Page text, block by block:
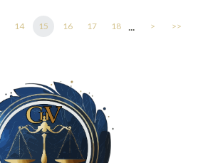
14 15 16 17 18 ... > >>